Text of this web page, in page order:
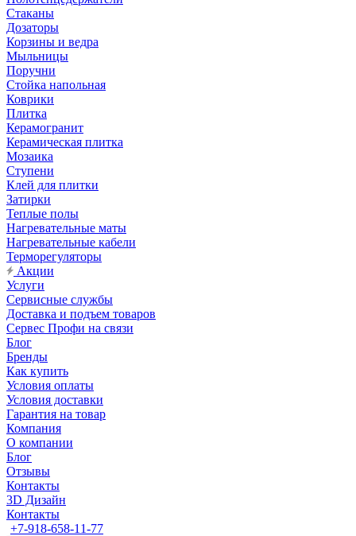
Стаканы
Дозаторы
Корзины и ведра
Мыльницы
Поручни
Стойка напольная
Коврики
Плитка
Керамогранит
Керамическая плитка
Мозаика
Ступени
Клей для плитки
Затирки
Теплые полы
Нагревательные маты
Нагревательные кабели
Терморегуляторы
Акции
Услуги
Сервисные службы
Доставка и подъем товаров
Сервес Профи на связи
Блог
Бренды
Как купить
Условия оплаты
Условия доставки
Гарантия на товар
Компания
О компании
Блог
Отзывы
Контакты
3D Дизайн
Контакты
+7-918-658-11-77